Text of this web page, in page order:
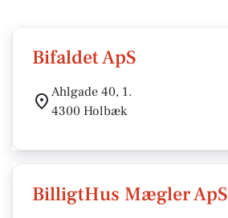
Bifaldet ApS
Ahlgade 40, 1.
4300 Holbæk
BilligtHus Mægler ApS